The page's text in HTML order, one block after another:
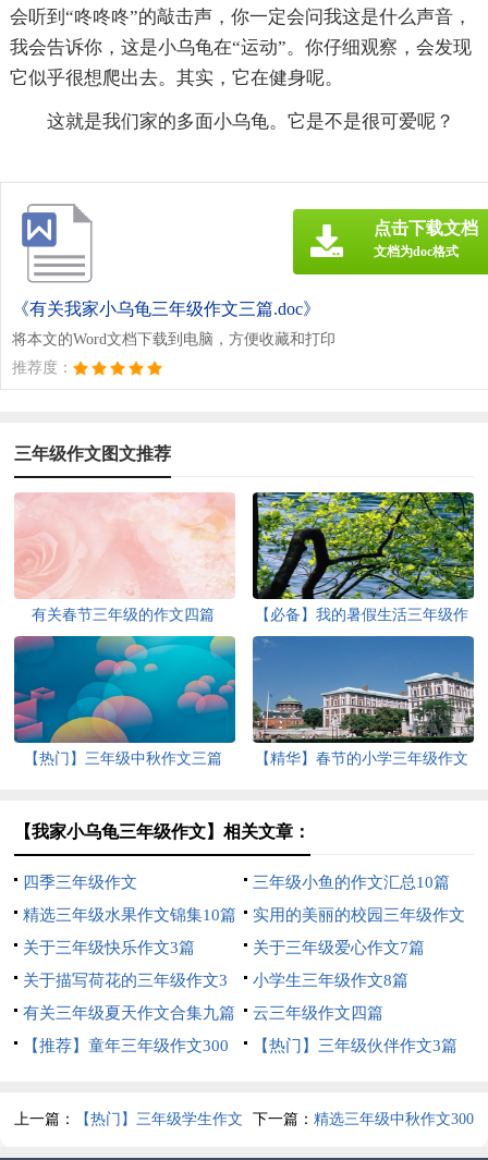
会听到“咚咚咚”的敲击声，你一定会问我这是什么声音，
我会告诉你，这是小乌龟在“运动”。你仔细观察，会发现
它似乎很想爬出去。其实，它在健身呢。
这就是我们家的多面小乌龟。它是不是很可爱呢？
《有关我家小乌龟三年级作文三篇.doc》
将本文的Word文档下载到电脑，方便收藏和打印
推荐度：
点击下载文档
文档为doc格式
三年级作文图文推荐
有关春节三年级的作文四篇
【必备】我的暑假生活三年级作
【热门】三年级中秋作文三篇
【精华】春节的小学三年级作文
【我家小乌龟三年级作文】相关文章：
四季三年级作文
三年级小鱼的作文汇总10篇
精选三年级水果作文锦集10篇
实用的美丽的校园三年级作文
300字4篇
关于三年级快乐作文3篇
关于三年级爱心作文7篇
关于描写荷花的三年级作文3
篇
小学生三年级作文8篇
有关三年级夏天作文合集九篇
云三年级作文四篇
【推荐】童年三年级作文300
【热门】三年级伙伴作文3篇
上一篇： 【热门】三年级学生作文
3篇
下一篇： 精选三年级中秋作文300
字3篇